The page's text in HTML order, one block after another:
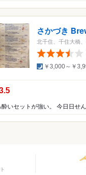
さかづき
北千住、千住大橋
夜 ￥3,000～￥
点数：